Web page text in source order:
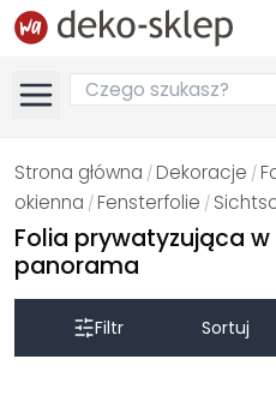
Strona główna / Dekoracje /
okienna / Fensterfolie /
Folia prywatyzująca
panorama
Filtr